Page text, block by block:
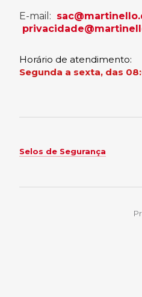
E-mail:
Horário de atendimento:
Segunda a sexta, das
Selos de Segurança